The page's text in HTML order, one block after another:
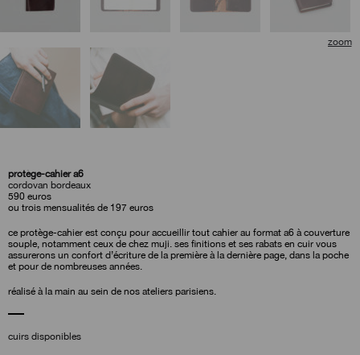
protège-cahier a6
cordovan bordeaux
590 euros
ou trois mensualités de 197 euros
ce protège-cahier est conçu pour accueillir tout cahier au format a6 à couverture
souple, notamment ceux de chez muji. ses finitions et ses rabats en cuir vous
assurerons un confort d’écriture de la première à la dernière page, dans la poche
et pour de nombreuses années.
réalisé à la main au sein de nos ateliers parisiens.
cuirs disponibles